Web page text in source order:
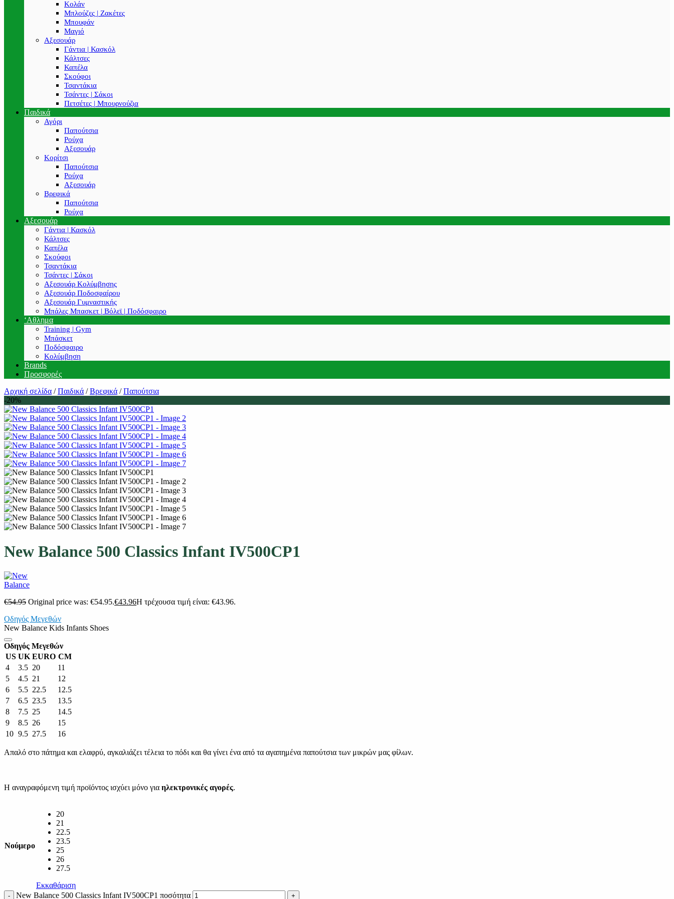
Κολάν
Μπλούζες | Ζακέτες
Μπουφάν
Μαγιό
Αξεσουάρ
Γάντια | Κασκόλ
Κάλτσες
Καπέλα
Σκούφοι
Τσαντάκια
Τσάντες | Σάκοι
Πετσέτες | Μπουρνούζια
Παιδικά
Αγόρι
Παπούτσια
Ρούχα
Αξεσουάρ
Κορίτσι
Παπούτσια
Ρούχα
Αξεσουάρ
Βρεφικά
Παπούτσια
Ρούχα
Αξεσουάρ
Γάντια | Κασκόλ
Κάλτσες
Καπέλα
Σκούφοι
Τσαντάκια
Τσάντες | Σάκοι
Αξεσουάρ Κολύμβησης
Αξεσουάρ Ποδοσφαίρου
Αξεσουάρ Γυμναστικής
Μπάλες Μπασκετ | Βόλεϊ | Ποδόσφαιρο
‘Αθλημα
Training | Gym
Μπάσκετ
Ποδόσφαιρο
Κολύμβηση
Brands
Προσφορές
Αρχική σελίδα / Παιδικά / Βρεφικά / Παπούτσια
-20%
New Balance 500 Classics Infant IV500CP1
€54.95 Original price was: €54.95.€43.96Η τρέχουσα τιμή είναι: €43.96.
Οδηγός Μεγεθών
New Balance Kids Infants Shoes
Οδηγός Μεγεθών
US UK EURO CM
4
3.5 20
11
5
4.5 21
12
6
5.5 22.5
12.5
7
6.5 23.5
13.5
8
7.5 25
14.5
9
8.5 26
15
10 9.5 27.5 16
Απαλό στο πάτημα και ελαφρύ, αγκαλιάζει τέλεια το πόδι και θα γίνει ένα από τα αγαπημένα παπούτσια των μικρών μας φίλων.
Η αναγραφόμενη τιμή προϊόντος ισχύει μόνο για ηλεκτρονικές αγορές.
Νούμερο
20
21
22.5
23.5
25
26
27.5
Εκκαθάριση
New Balance 500 Classics Infant IV500CP1 ποσότητα